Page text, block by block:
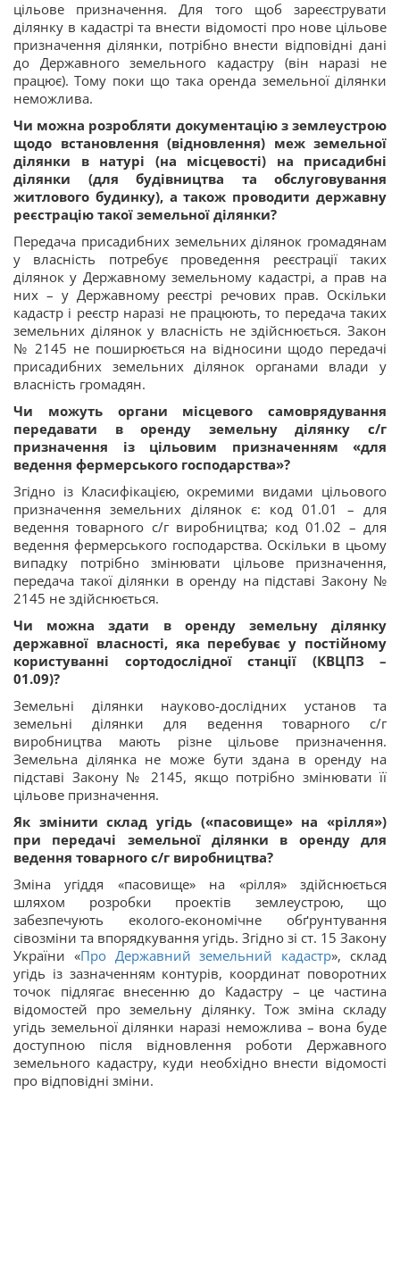
цільове призначення. Для того щоб зареєструвати
ділянку в кадастрі та внести відомості про нове цільове
призначення ділянки, потрібно внести відповідні дані
до Державного земельного кадастру (він наразі не
працює). Тому поки що така оренда земельної ділянки
неможлива.
Чи можна розробляти документацію з землеустрою
щодо встановлення (відновлення) меж земельної
ділянки в натурі (на місцевості) на присадибні
ділянки (для будівництва та обслуговування
житлового будинку), а також проводити державну
реєстрацію такої земельної ділянки?
Передача присадибних земельних ділянок громадянам
у власність потребує проведення реєстрації таких
ділянок у Державному земельному кадастрі, а прав на
них – у Державному реєстрі речових прав. Оскільки
кадастр і реєстр наразі не працюють, то передача таких
земельних ділянок у власність не здійснюється. Закон
№ 2145 не поширюється на відносини щодо передачі
присадибних земельних ділянок органами влади у
власність громадян.
Чи можуть органи місцевого самоврядування
передавати в оренду земельну ділянку с/г
призначення із цільовим призначенням «для
ведення фермерського господарства»?
Згідно із Класифікацією, окремими видами цільового
призначення земельних ділянок є: код 01.01 – для
ведення товарного с/г виробництва; код 01.02 – для
ведення фермерського господарства. Оскільки в цьому
випадку потрібно змінювати цільове призначення,
передача такої ділянки в оренду на підставі Закону №
2145 не здійснюється.
Чи можна здати в оренду земельну ділянку
державної власності, яка перебуває у постійному
користуванні сортодослідної станції (КВЦПЗ –
01.09)?
Земельні ділянки науково-дослідних установ та
земельні ділянки для ведення товарного с/г
виробництва мають різне цільове призначення.
Земельна ділянка не може бути здана в оренду на
підставі Закону № 2145, якщо потрібно змінювати її
цільове призначення.
Як змінити склад угідь («пасовище» на «рілля»)
при передачі земельної ділянки в оренду для
ведення товарного с/г виробництва?
Зміна угіддя «пасовище» на «рілля» здійснюється
шляхом розробки проектів землеустрою, що
забезпечують еколого-економічне обґрунтування
сівозміни та впорядкування угідь. Згідно зі ст. 15 Закону
України «Про Державний земельний кадастр», склад
угідь із зазначенням контурів, координат поворотних
точок підлягає внесенню до Кадастру – це частина
відомостей про земельну ділянку. Тож зміна складу
угідь земельної ділянки наразі неможлива – вона буде
доступною після відновлення роботи Державного
земельного кадастру, куди необхідно внести відомості
про відповідні зміни.